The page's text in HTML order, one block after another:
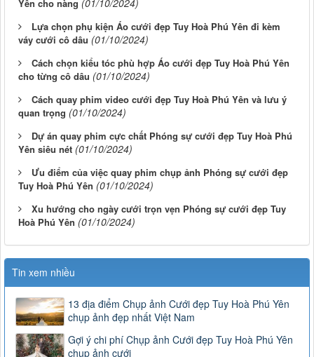
Yên cho nàng (01/10/2024)
Lựa chọn phụ kiện Áo cưới đẹp Tuy Hoà Phú Yên đi kèm
váy cưới cô dâu (01/10/2024)
Cách chọn kiểu tóc phù hợp Áo cưới đẹp Tuy Hoà Phú Yên
cho từng cô dâu (01/10/2024)
Cách quay phim video cưới đẹp Tuy Hoà Phú Yên và lưu ý
quan trọng (01/10/2024)
Dự án quay phim cực chất Phóng sự cưới đẹp Tuy Hoà Phú
Yên siêu nét (01/10/2024)
Ưu điểm của việc quay phim chụp ảnh Phóng sự cưới đẹp
Tuy Hoà Phú Yên (01/10/2024)
Xu hướng cho ngày cưới trọn vẹn Phóng sự cưới đẹp Tuy
Hoà Phú Yên (01/10/2024)
Tin xem nhiều
13 địa điểm Chụp ảnh Cưới đẹp Tuy Hoà Phú Yên
chụp ảnh đẹp nhất Việt Nam
Gợi ý chi phí Chụp ảnh Cưới đẹp Tuy Hoà Phú Yên
chụp ảnh cưới